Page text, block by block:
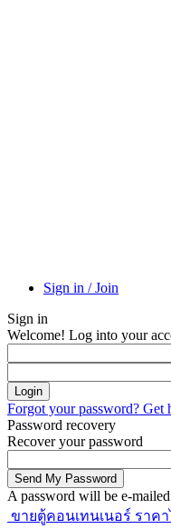
Sign in / Join
Sign in
Welcome! Log into your
Forgot your password? Get
Password recovery
Recover your password
A password will be e-
ขายตู้คอนเทนเนอร์ ราค